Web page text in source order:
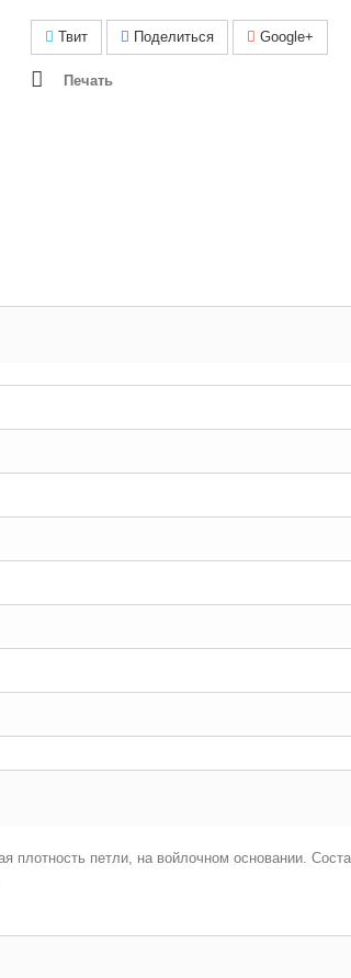
Твит Поделиться Google+
Печать
плотность петли, на войлочном основании.